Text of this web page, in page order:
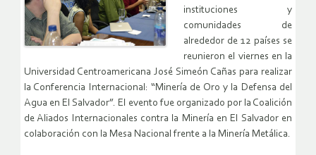
instituciones y
comunidades de
alrededor de 12 países se
reunieron el viernes en la
Universidad Centroamericana José Simeón Cañas para realizar
la Conferencia Internacional: “Minería de Oro y la Defensa del
Agua en El Salvador”. El evento fue organizado por la Coalición
de Aliados Internacionales contra la Minería en El Salvador en
colaboración con la Mesa Nacional frente a la Minería Metálica.